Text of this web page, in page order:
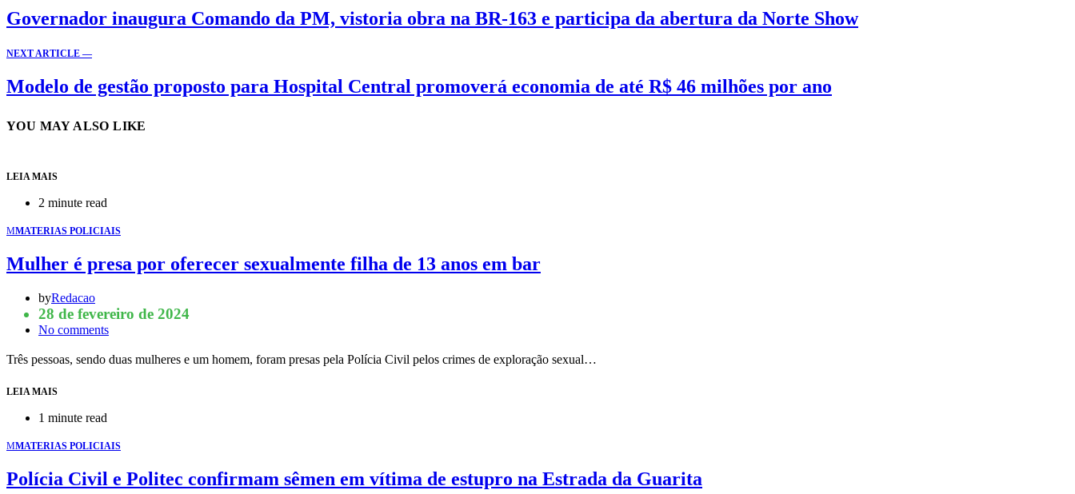
Governador inaugura Comando da PM, vistoria obra na BR-163 e participa da abertura da Norte Show
NEXT ARTICLE —
Modelo de gestão proposto para Hospital Central promoverá economia de até R$ 46 milhões por ano
YOU MAY ALSO LIKE
LEIA MAIS
2 minute read
MMATERIAS POLICIAIS
Mulher é presa por oferecer sexualmente filha de 13 anos em bar
byRedacao
28 de fevereiro de 2024
No comments
Três pessoas, sendo duas mulheres e um homem, foram presas pela Polícia Civil pelos crimes de exploração sexual…
LEIA MAIS
1 minute read
MMATERIAS POLICIAIS
Polícia Civil e Politec confirmam sêmen em vítima de estupro na Estrada da Guarita